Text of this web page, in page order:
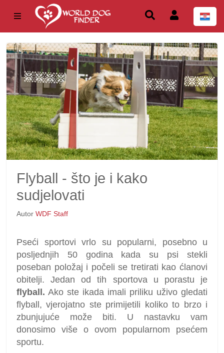
Flyball - što je i kako
sudjelovati
Autor WDF Staff
Pseći sportovi vrlo su popularni, posebno u
posljednjih 50 godina kada su psi stekli
poseban položaj i počeli se tretirati kao ćlanovi
obitelji. Jedan od tih sportova u porastu je
flyball. Ako ste ikada imali priliku uživo gledati
flyball, vjerojatno ste primijetili koliko to brzo i
zbunjujuće može biti. U nastavku vam
donosimo više o ovom popularnom psećem
sportu.